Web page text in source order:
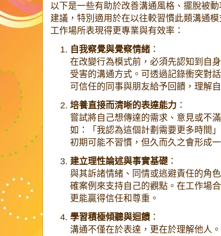
以下是一些有助於改善溝通風格、擺脫被
建議，特別適用於在以往較習慣此類溝通
工作場所表現得更專業與有效率：
自我察覺與覺察情緒 ：
在改變行為模式前，必須先認知到自
受害的溝通方式。可透過記錄衝突對
可信任的同事與朋友給予回饋，理解
培養直接而清晰的表達能力 ：
嘗試將自己想傳達的需求、意見或不
如：「我認為這個計劃需要更多時間
初期可能不習慣，但久而久之會形成
建立理性論述與事實基礎 ：
與其訴諸情緒、同情或逃避責任的角
確案例來支持自己的觀點。在工作場
更能贏得信任和尊重。
學習積極傾聽與迴饋 ：
溝通不僅在於表達，更在於理解他人